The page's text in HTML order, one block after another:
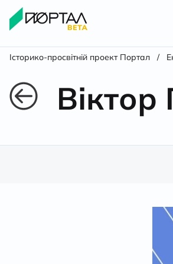
Історико-просвітній проект Портал /
Віктор